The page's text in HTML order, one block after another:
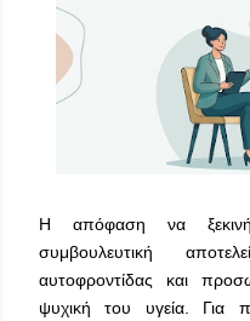
Η απόφαση να
συμβουλευτική
αυτοφροντίδας και
ψυχική του υγεία.